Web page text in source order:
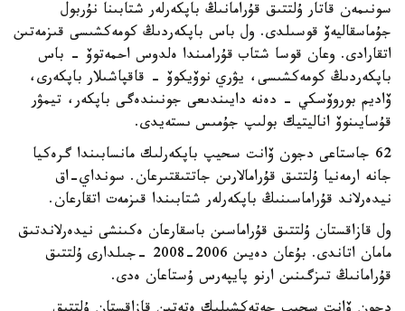
سونىمەن قاتار ۇلتتىق قۇرامانىڭ باپكەرلەر شتابىنا نۇربول
جۇماسقاليەۆ قوسىلدى. ول باس باپكەردىڭ كومەكشىسى قىزمەتىن
اتقارادى. وعان قوسا شتاب قۇرامىندا ەلدوس احمەتوۆ - باس
باپكەردىڭ كومەكشىسى، يۋري نوۆيكوۆ - قاقپاشىلار باپكەرى،
ۆاديم بوروۆسكي - دەنە دايىندىعى جونىندەگى باپكەر، تيمۋر
قۇسايىنوۆ اناليتيك بولىپ جۇمىس ىستەيدى.
62 جاستاعى دجون ۆانت سحيپ باپكەرلىك مانسابىندا گرەكيا
جانە ارمەنيا ۇلتتىق قۇرامالارىن جاتتىقتىرعان. سونداي-اق
نيدەرلاند قۇراماسىنىڭ باپكەرلەر شتابىندا قىزمەت اتقارعان.
ول قازاقستان ۇلتتىق قۇراماسىن باسقارعان ەكىنشى نيدەرلاندتىق
مامان اتاندى. بۇعان دەيىن 2006-2008 -جىلدارى ۇلتتىق
قۇرامانىڭ تىزگىنىن ارنو پايپەرس ۇستاعان ەدى.